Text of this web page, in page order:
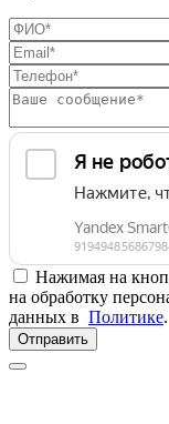
Нажимая на
на обработку
данных в Политике.
Отправить